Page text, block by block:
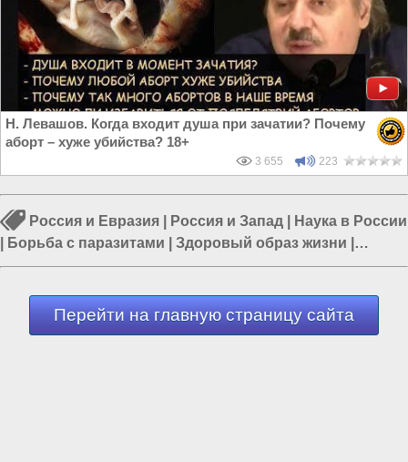
Н. Левашов. Когда входит душа при зачатии? Почему
аборт – хуже убийства? 18+
3 655 223
Россия и Евразия Россия и Запад
Наука в России
Борьба с паразитами Здоровый образ жизни
Россия и Сирия|Происшествия в Индии
Перейти на главную страницу сайта